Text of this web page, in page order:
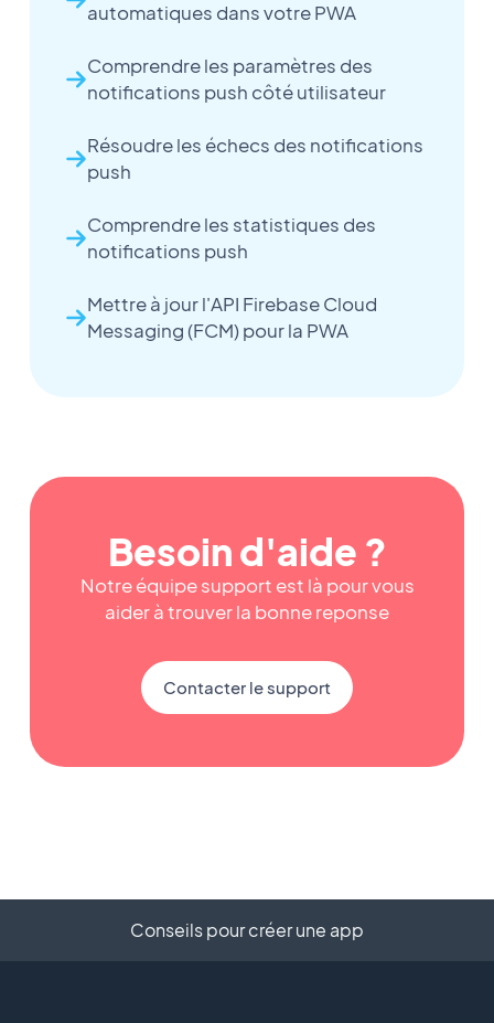
automatiques dans votre PWA
Comprendre les paramètres des
notifications push côté utilisateur
Résoudre les échecs des notifications
push
Comprendre les statistiques des
notifications push
Mettre à jour l'API Firebase Cloud
Messaging (FCM) pour la PWA
Besoin d'aide ?
Notre équipe support est là pour vous
aider à trouver la bonne reponse
Contacter le support
Conseils pour créer une app